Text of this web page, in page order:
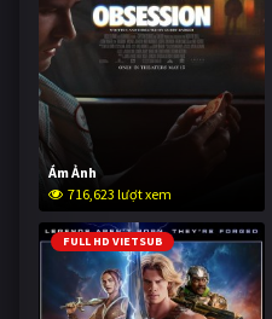
Ám Ảnh
716,623 lượt xem
FULL HD VIETSUB